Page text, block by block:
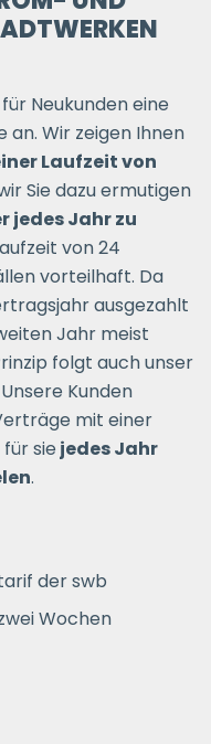
Neukunden eine
Wir zeigen Ihnen
Laufzeit von
Sie dazu ermutigen
jedes Jahr zu
von 24
vorteilhaft. Da
ausgezahlt
Jahr meist
folgt auch unser
Kunden
mit einer
sie jedes Jahr
.
der swb
Wochen